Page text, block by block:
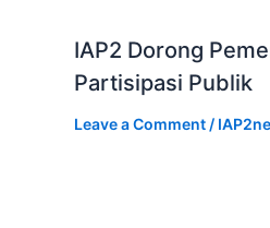
IAP2 Dorong
Partisipasi Publik
Leave a Comment /